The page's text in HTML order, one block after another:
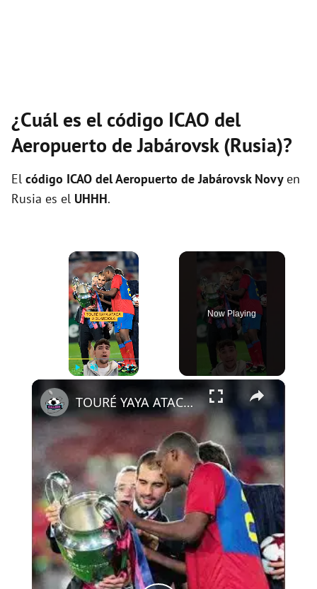
¿Cuál es el código ICAO del
Aeropuerto de Jabárovsk (Rusia)?
El código ICAO delAeropuerto de Jabárovsk Novyen
Rusia es el UHHH.
×
Now Playing
×
TOURÉ YAYA ATACA A GUARDIOLA